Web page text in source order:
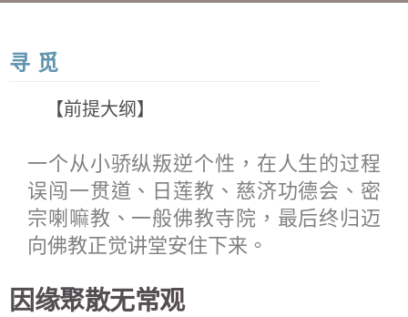
寻 觅
【前提大纲】
一个从小骄纵叛逆个性，在人生的过程
误闯一贯道、日莲教、慈济功德会、密
宗喇嘛教、一般佛教寺院，最后终归迈
向佛教正觉讲堂安住下来。
因缘聚散无常观